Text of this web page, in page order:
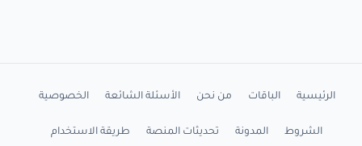
الرئيسية الباقات من نحن الأسئلة الشائعة الخصوصية
الشروط المدونة تحديثات المنصة طريقة الاستخدام